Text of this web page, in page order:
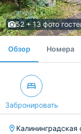
52 + 13 фото
Обзор Номера
Забронировать